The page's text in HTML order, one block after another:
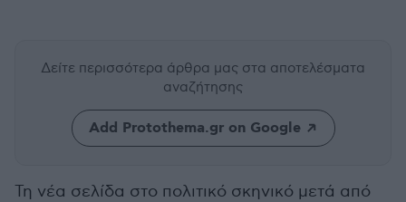
Δείτε περισσότερα άρθρα μας στα αποτελέσματα
αναζήτησης
Add Protothema.gr on Google
Τη νέα σελίδα στο πολιτικό σκηνικό μετά από